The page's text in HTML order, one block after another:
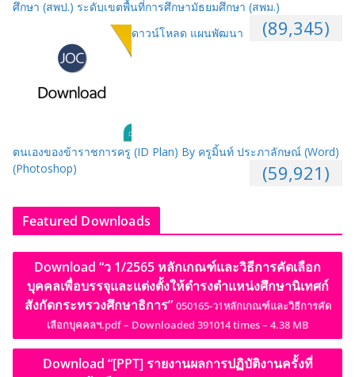
ศึกษา (สพป.) ระดับเขตพื้นที่การศึกษามัธยมศึกษา (สพม.)
(89,345)
ดาวน์โหลด แผนพัฒนา
ตนเองของข้าราชการครู (ID Plan) By ครูมิ้นท์ ประภาลักษณ์ (Word)
(Photoshop)
(59,921)
Featured Downloads
Download “ว 1/2565 หลักเกณฑ์และวิธีการคัดเลือก
บุคคลเพื่อบรรจุและแต่งตั้งให้ดำรงตำแหน่งศึกษานิเทศก์
สังกัดกระทรวงศึกษาธิการ” 050165-ว1หลักเกณฑ์และวิธีการคัด
เลือกบุคคลฯ.pdf – Downloaded 391014 times – 4.38 MB
Download “[PPT] รายงานผลการปฏิบัติงานครั้งที่